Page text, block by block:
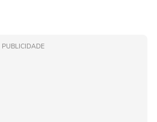
PUBLICIDADE